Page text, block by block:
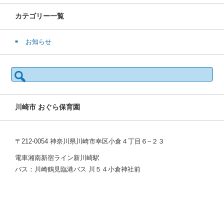
カテゴリー一覧
お知らせ
検
索:
川崎市 おぐら保育園
〒212-0054 神奈川県川崎市幸区小倉４丁目６−２３
電車湘南新宿ライン新川崎駅
バス：川崎鶴見臨港バス 川５４小倉神社前